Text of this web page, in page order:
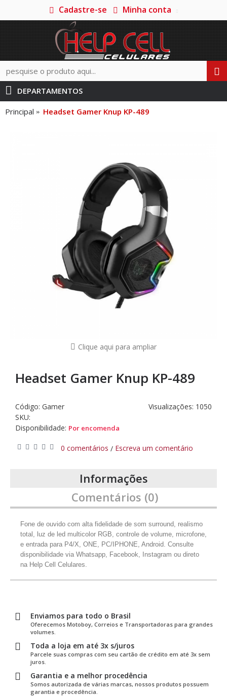
Cadastre-se Minha conta
DEPARTAMENTOS
Principal Headset Gamer Knup KP-489
Clique aqui para ampliar
Headset Gamer Knup KP-489
Visualizações: 1050
Código: Gamer
SKU:
Disponibilidade: Por encomenda
0 comentários / Escreva um comentário
Informações
Comentários (0)
Fone de ouvido com alta fidelidade de som surround, realismo
total, luz de led multicolor RGB, controle de volume, microfone,
e entrada para P4/X, ONE, PC/IPHONE, Android. Consulte
disponibilidade via Whatsapp, Facebook, Instagram ou direto
na Help Cell Celulares.
Enviamos para todo o Brasil
Oferecemos Motoboy, Correios e Transportadoras para grandes
volumes.
Toda a loja em até 3x s/juros
Parcele suas compras com seu cartão de crédito em até 3x sem
juros.
Garantia e a melhor procedência
Somos autorizada de várias marcas, nossos produtos possuem
garantia e procedência.